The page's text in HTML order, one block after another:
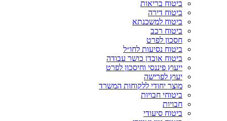
ביטוח בריאות
ביטוח דירה
ביטוח למשכנתא
ביטוח רכב
חסכון לפרט
ביטוח נסיעות לחו״ל
ביטוח אובדן כושר עבודה
ייעוץ פיננסי וחיסכון לפרט
יעוץ לפרישה
מוצר יחודי ללקוחות המשרד
ביטוחי חבויות
חבויות
ביטוח סיעודי